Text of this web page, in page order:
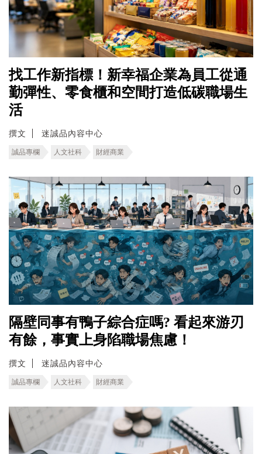
找工作新指標！新幸福企業為員工從通
勤彈性、零食櫃和空間打造低碳職場生
活
撰文 迷誠品內容中心
誠品專欄 人文社科 財經商業
隔壁同事有鴨子綜合症嗎? 看起來游刃
有餘，事實上身陷職場焦慮！
撰文 迷誠品內容中心
誠品專欄 人文社科 財經商業